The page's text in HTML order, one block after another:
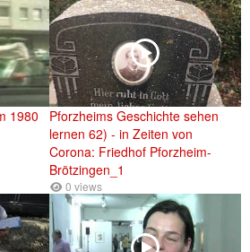
1980
Pforzheims Geschichte sehen
lernen 62) - in Zeiten von
Corona: Friedhof Pforzheim-
Brötzingen_1
0 views